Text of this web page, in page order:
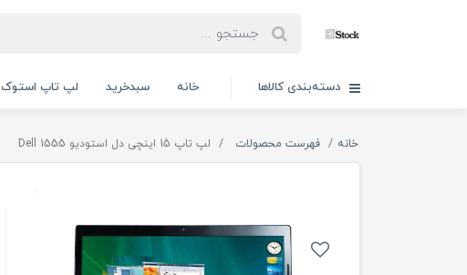
دسته‌بندی کالاها خانه سبدخرید لپ تاپ استوک
خانه فهرست محصولات لپ تاپ 15 اینچی دل استودیو 1555 Dell